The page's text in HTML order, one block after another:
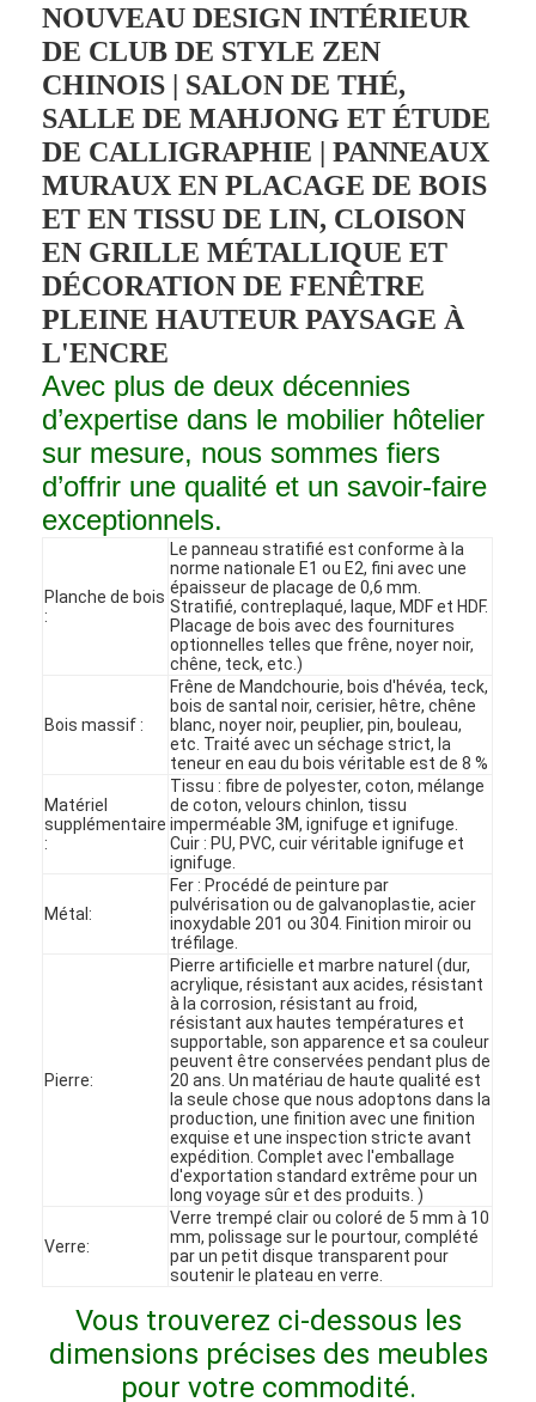
Accueil
Vidéos
Le spectacle VR
À propos de nous
Visite de l'usine
Contrôle qualité
Contactez-nous
Les questions
Causez Maintenant
NOUVEAU DESIGN INTÉRIEUR
DE CLUB DE STYLE ZEN
CHINOIS | SALON DE THÉ,
SALLE DE MAHJONG ET ÉTUDE
DE CALLIGRAPHIE | PANNEAUX
MURAUX EN PLACAGE DE BOIS
ET EN TISSU DE LIN, CLOISON
EN GRILLE MÉTALLIQUE ET
DÉCORATION DE FENÊTRE
PLEINE HAUTEUR PAYSAGE À
L'ENCRE
Avec plus de deux décennies
d’expertise dans le mobilier hôtelier
sur mesure, nous sommes fiers
d’offrir une qualité et un savoir-faire
exceptionnels.
Planche de bois
:
Le panneau stratifié est conforme à la
norme nationale E1 ou E2, fini avec une
épaisseur de placage de 0,6 mm.
Stratifié, contreplaqué, laque, MDF et HDF.
Placage de bois avec des fournitures
optionnelles telles que frêne, noyer noir,
chêne, teck, etc.)
Bois massif :
Frêne de Mandchourie, bois d'hévéa, teck,
bois de santal noir, cerisier, hêtre, chêne
blanc, noyer noir, peuplier, pin, bouleau,
etc. Traité avec un séchage strict, la
teneur en eau du bois véritable est de 8 %
Matériel
supplémentaire
:
Tissu : fibre de polyester, coton, mélange
de coton, velours chinlon, tissu
imperméable 3M, ignifuge et ignifuge.
Cuir : PU, PVC, cuir véritable ignifuge et
ignifuge.
Métal:
Fer : Procédé de peinture par
pulvérisation ou de galvanoplastie, acier
inoxydable 201 ou 304. Finition miroir ou
tréfilage.
Pierre:
Pierre artificielle et marbre naturel (dur,
acrylique, résistant aux acides, résistant
à la corrosion, résistant au froid,
résistant aux hautes températures et
supportable, son apparence et sa couleur
peuvent être conservées pendant plus de
20 ans. Un matériau de haute qualité est
la seule chose que nous adoptons dans la
production, une finition avec une finition
exquise et une inspection stricte avant
expédition. Complet avec l'emballage
d'exportation standard extrême pour un
long voyage sûr et des produits. )
Verre:
Verre trempé clair ou coloré de 5 mm à 10
mm, polissage sur le pourtour, complété
par un petit disque transparent pour
soutenir le plateau en verre.
Vous trouverez ci-dessous les
dimensions précises des meubles
pour votre commodité.